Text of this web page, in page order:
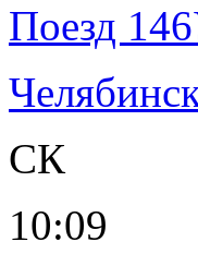
Поезд
СК
10:09